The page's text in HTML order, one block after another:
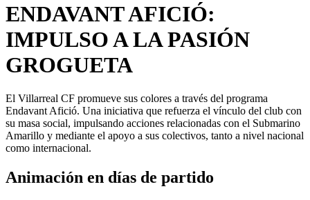
ENDAVANT AFICIÓ:
IMPULSO A LA PASIÓN
GROGUETA
El Villarreal CF promueve sus colores a través del programa
Endavant Afició. Una iniciativa que refuerza el vínculo del club con
su masa social, impulsando acciones relacionadas con el Submarino
Amarillo y mediante el apoyo a sus colectivos, tanto a nivel nacional
como internacional.
Animación en días de partido